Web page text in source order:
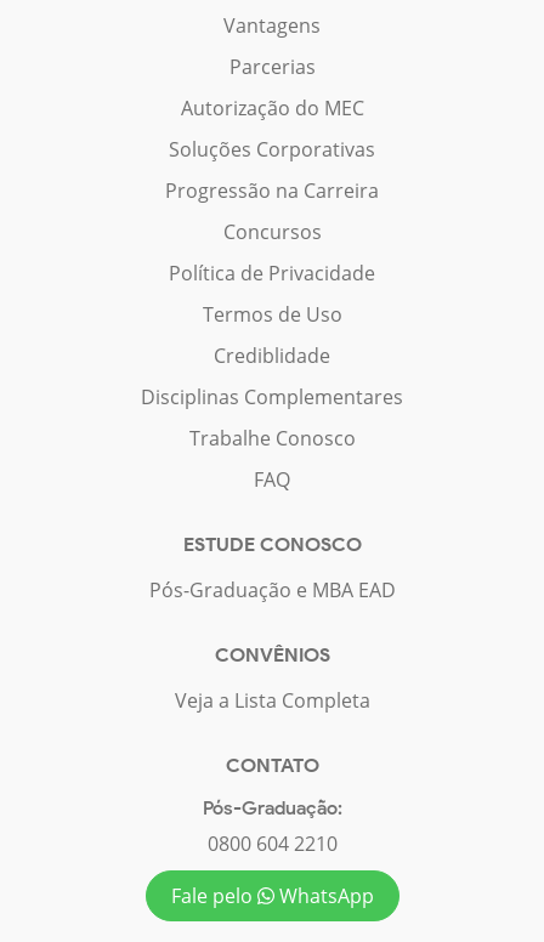
Vantagens
Parcerias
Autorização do MEC
Soluções Corporativas
Progressão na Carreira
Concursos
Política de Privacidade
Termos de Uso
Crediblidade
Disciplinas Complementares
Trabalhe Conosco
FAQ
ESTUDE CONOSCO
Pós-Graduação e MBA EAD
CONVÊNIOS
Veja a Lista Completa
CONTATO
Pós-Graduação:
0800 604 2210
Fale pelo
WhatsApp